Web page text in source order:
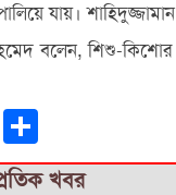
যায়। শাহিদুজ্জামান
বলেন, শিশু-কিশোর
খবর